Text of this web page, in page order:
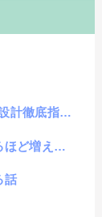
底指南書
報弱者の話
話